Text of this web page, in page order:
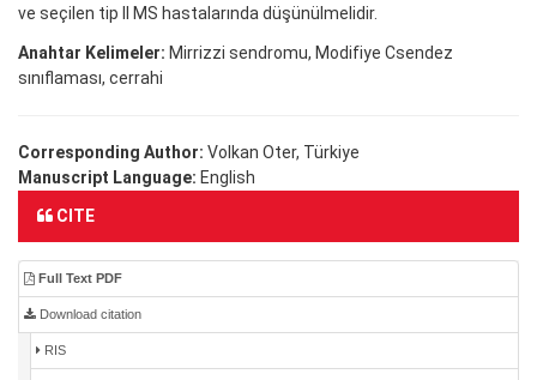
ve seçilen tip II MS hastalarında düşünülmelidir.
Anahtar Kelimeler: Mirrizzi sendromu, Modifiye Csendez
sınıflaması, cerrahi
Corresponding Author: Volkan Oter, Türkiye
Manuscript Language: English
CITE
Full Text PDF
Download citation
RIS